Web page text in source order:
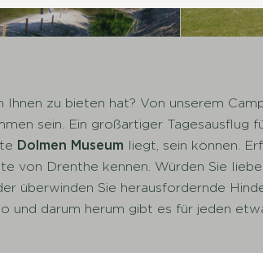
zu bieten hat? Von unserem
sein. Ein großartiger Tagesausflug
Dolmen Museum liegt, sein können.
von Drenthe kennen. Würden Sie
überwinden Sie herausfordernde
und darum herum gibt es für jeden